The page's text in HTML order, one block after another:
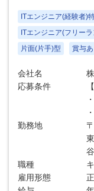
ITエンジニア(経験者)
ITエンジニア(フリー
片面(片手)型
賞与あ
会社名
応募条件
勤務地
職種
雇用形態